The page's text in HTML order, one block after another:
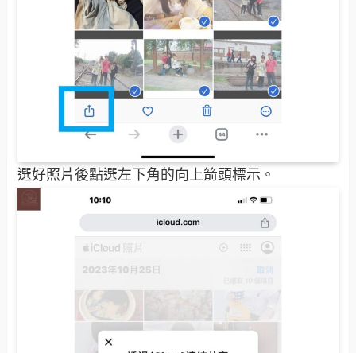
選好照片後點選左下角的向上箭頭標示。